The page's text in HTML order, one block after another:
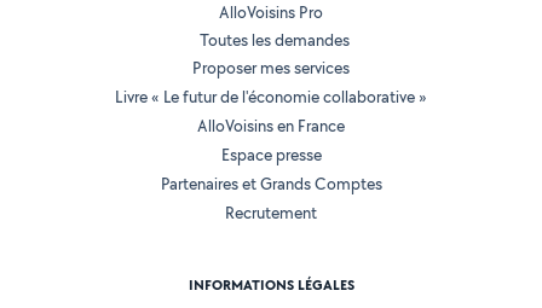
AlloVoisins Pro
Toutes les demandes
Proposer mes services
Livre « Le futur de l'économie collaborative »
AlloVoisins en France
Espace presse
Partenaires et Grands Comptes
Recrutement
INFORMATIONS LÉGALES